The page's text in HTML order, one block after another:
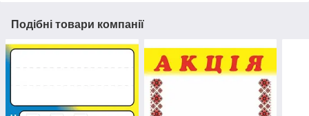
Подібні товари компанії